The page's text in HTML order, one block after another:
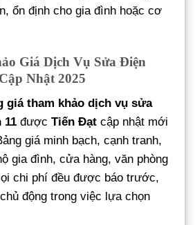
ổn định cho gia đình hoặc cơ
Giá Dịch Vụ Sửa Điện
Nhật 2025
giá tham khảo dịch vụ sửa
11 được Tiến Đạt cập nhật mới
giá minh bạch, cạnh tranh,
gia đình, cửa hàng, văn phòng
chi phí đều được báo trước,
động trong việc lựa chọn